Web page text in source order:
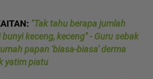
"Tak tahu berapa jumlah
keceng, keceng" - Guru sebak
papan 'biasa-biasa' derma
yatim piatu